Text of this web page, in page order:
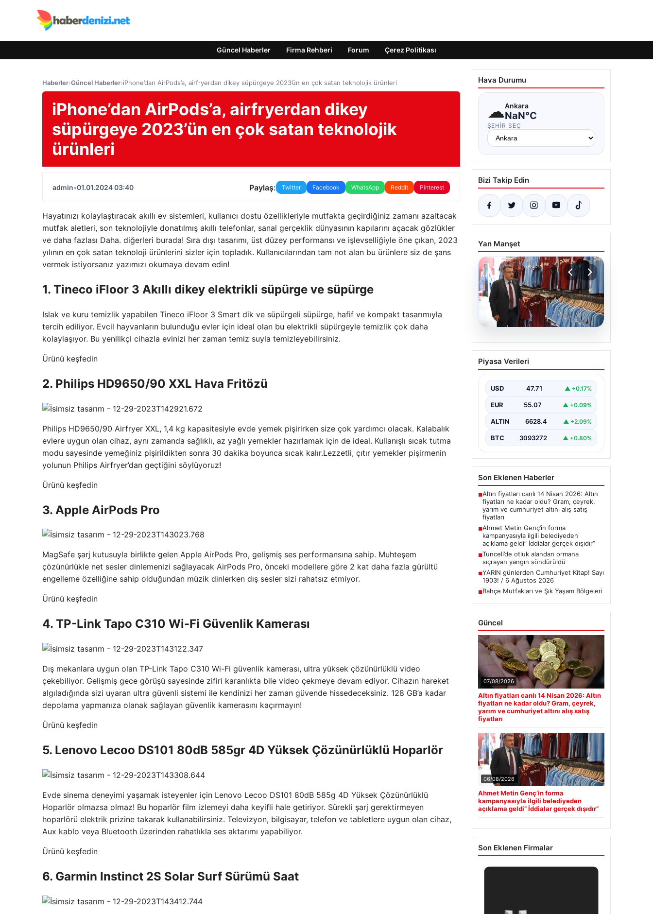
Güncel Haberler Firma Rehberi Forum Çerez Politikası
Haberler›Güncel Haberler›iPhone’dan AirPods’a, airfryerdan dikey süpürgeye 2023’ün en çok satan teknolojik ürünleri
iPhone’dan AirPods’a, airfryerdan dikey
süpürgeye 2023’ün en çok satan teknolojik
ürünleri
admin•01.01.2024 03:40 Paylaş: Twitter Facebook WhatsApp Reddit Pinterest
Hayatınızı kolaylaştıracak akıllı ev sistemleri, kullanıcı dostu özellikleriyle mutfakta geçirdiğiniz zamanı azaltacak
mutfak aletleri, son teknolojiyle donatılmış akıllı telefonlar, sanal gerçeklik dünyasının kapılarını açacak gözlükler
ve daha fazlası Daha. diğerleri burada! Sıra dışı tasarımı, üst düzey performansı ve işlevselliğiyle öne çıkan, 2023
yılının en çok satan teknoloji ürünlerini sizler için topladık. Kullanıcılarından tam not alan bu ürünlere siz de şans
vermek istiyorsanız yazımızı okumaya devam edin!
1. Tineco iFloor 3 Akıllı dikey elektrikli süpürge ve süpürge
Islak ve kuru temizlik yapabilen Tineco iFloor 3 Smart dik ve süpürgeli süpürge, hafif ve kompakt tasarımıyla
tercih ediliyor. Evcil hayvanların bulunduğu evler için ideal olan bu elektrikli süpürgeyle temizlik çok daha
kolaylaşıyor. Bu yenilikçi cihazla evinizi her zaman temiz suyla temizleyebilirsiniz.
Ürünü keşfedin
2. Philips HD9650/90 XXL Hava Fritözü
Philips HD9650/90 Airfryer XXL, 1,4 kg kapasitesiyle evde yemek pişirirken size çok yardımcı olacak. Kalabalık
evlere uygun olan cihaz, aynı zamanda sağlıklı, az yağlı yemekler hazırlamak için de ideal. Kullanışlı sıcak tutma
modu sayesinde yemeğiniz pişirildikten sonra 30 dakika boyunca sıcak kalır.Lezzetli, çıtır yemekler pişirmenin
yolunun Philips Airfryer’dan geçtiğini söylüyoruz!
Ürünü keşfedin
3. Apple AirPods Pro
MagSafe şarj kutusuyla birlikte gelen Apple AirPods Pro, gelişmiş ses performansına sahip. Muhteşem
çözünürlükle net sesler dinlemenizi sağlayacak AirPods Pro, önceki modellere göre 2 kat daha fazla gürültü
engelleme özelliğine sahip olduğundan müzik dinlerken dış sesler sizi rahatsız etmiyor.
Ürünü keşfedin
4. TP-Link Tapo C310 Wi-Fi Güvenlik Kamerası
Dış mekanlara uygun olan TP-Link Tapo C310 Wi-Fi güvenlik kamerası, ultra yüksek çözünürlüklü video
çekebiliyor. Gelişmiş gece görüşü sayesinde zifiri karanlıkta bile video çekmeye devam ediyor. Cihazın hareket
algıladığında sizi uyaran ultra güvenli sistemi ile kendinizi her zaman güvende hissedeceksiniz. 128 GB’a kadar
depolama yapmanıza olanak sağlayan güvenlik kamerasını kaçırmayın!
Ürünü keşfedin
5. Lenovo Lecoo DS101 80dB 585gr 4D Yüksek Çözünürlüklü Hoparlör
Evde sinema deneyimi yaşamak isteyenler için Lenovo Lecoo DS101 80dB 585g 4D Yüksek Çözünürlüklü
Hoparlör olmazsa olmaz! Bu hoparlör film izlemeyi daha keyifli hale getiriyor. Sürekli şarj gerektirmeyen
hoparlörü elektrik prizine takarak kullanabilirsiniz. Televizyon, bilgisayar, telefon ve tabletlere uygun olan cihaz,
Aux kablo veya Bluetooth üzerinden rahatlıkla ses aktarımı yapabiliyor.
Ürünü keşfedin
6. Garmin Instinct 2S Solar Surf Sürümü Saat
Hava Durumu
☁Ankara
NaN°C
ŞEHIR SEÇ
Bizi Takip Edin
Yan Manşet
06.08.2026
Ahmet Metin Genç’in
forma kampanyasıyla
açıklama geldi” İddialar
gerçek dışıdır”
Piyasa Verileri
USD 47.71 ▲ +0.17%
EUR 55.07 ▲ +0.09%
ALTIN 6628.4 ▲ +2.09%
BTC 3093272 ▲ +0.80%
Son Eklenen Haberler
■Altın fiyatları canlı 14 Nisan 2026: Altın
fiyatları ne kadar oldu? Gram, çeyrek,
yarım ve cumhuriyet altını alış satış
fiyatları
■Ahmet Metin Genç’in forma
kampanyasıyla ilgili belediyeden
açıklama geldi” İddialar gerçek dışıdır”
■Tunceli’de otluk alandan ormana
sıçrayan yangın söndürüldü
■YARIN günlerden Cumhuriyet Kitap! Sayı
1903! / 6 Ağustos 2026
■Bahçe Mutfakları ve Şık Yaşam Bölgeleri
Güncel
07/08/2026
Altın fiyatları canlı 14 Nisan 2026: Altın
fiyatları ne kadar oldu? Gram, çeyrek,
yarım ve cumhuriyet altını alış satış
fiyatları
06/08/2026
Ahmet Metin Genç’in forma
kampanyasıyla ilgili belediyeden
açıklama geldi” İddialar gerçek dışıdır”
Son Eklenen Firmalar